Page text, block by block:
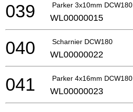
Parker 3x10mm DCW180
039 WL00000015
Scharnier DCW180
040 WL00000022
Parker 4x16mm DCW180
041 WL00000023